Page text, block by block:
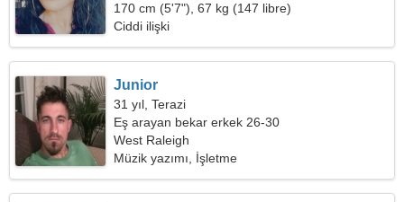
170 cm (5'7"), 67 kg (147 libre)
Ciddi ilişki
Junior
31 yıl, Terazi
Eş arayan bekar erkek 26-30
West Raleigh
Müzik yazımı, İşletme